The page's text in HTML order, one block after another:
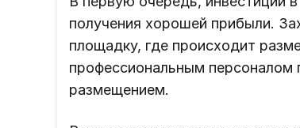
получения хорошей прибыли.
площадку, где происходит
профессиональным персоналом
размещением.